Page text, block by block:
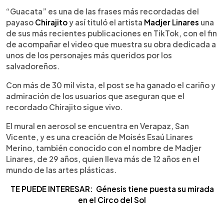
► Escuchar artículo
“Guacata” es una de las frases más recordadas del
payaso Chirajitoy así tituló el artista Madjer Linares una
de sus más recientes publicaciones en TikTok, con el fin
de acompañar el video que muestra su obra dedicada a
unos de los personajes más queridos por los
salvadoreños.
Con más de 30 mil vista, el post se ha ganado el cariño y
admiración de los usuarios que aseguran que el
recordado Chirajito sigue vivo.
El mural en aerosol se encuentra en Verapaz, San
Vicente, y es una creación de Moisés Esaú Linares
Merino, también conocido con el nombre de Madjer
Linares, de 29 años, quien lleva más de 12 años en el
mundo de las artes plásticas.
TE PUEDE INTERESAR: Génesis tiene puesta su mirada
en el Circo del Sol